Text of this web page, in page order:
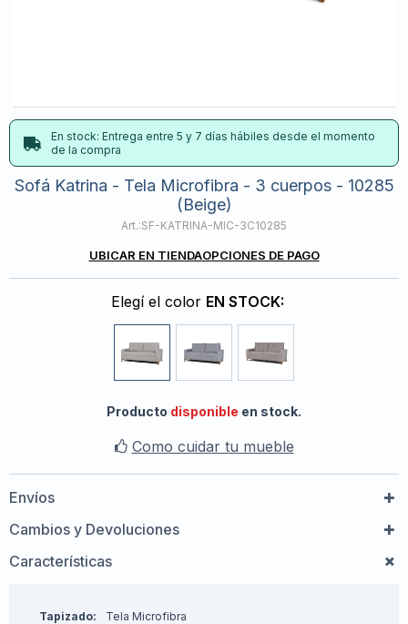
En stock: Entrega entre 5 y 7 días hábiles desde el momento
de la compra
Sofá Katrina - Tela Microfibra - 3 cuerpos - 10285
(Beige)
SF-KATRINA-MIC-3C10285
UBICAR EN TIENDAOPCIONES DE PAGO
Elegí el color EN STOCK:
Producto disponible en stock.
Como cuidar tu mueble
Envíos
Cambios y Devoluciones
Características
Tapizado Tela Microfibra